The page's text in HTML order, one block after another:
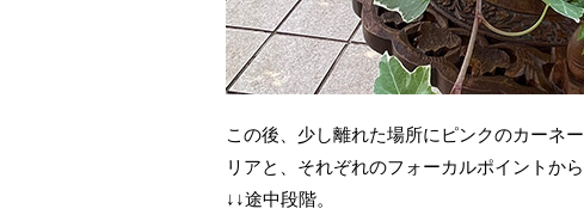
この後、少し離れた場所にピンクのカーネ
リアと、それぞれのフォーカルポイントか
↓↓途中段階。